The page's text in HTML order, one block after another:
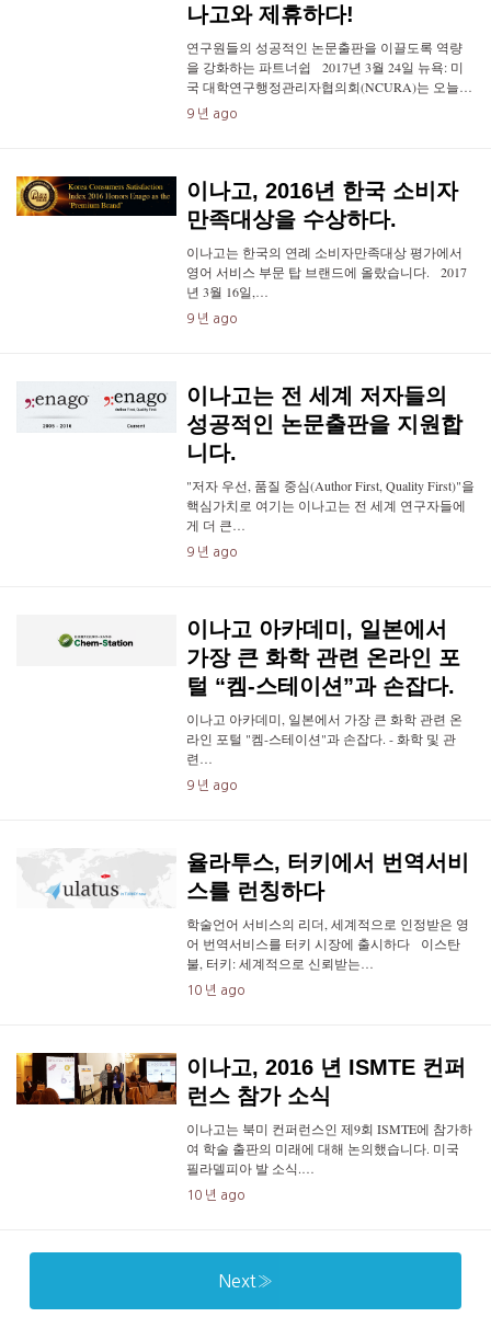
나고와 제휴하다!
연구원들의 성공적인 논문출판을 이끌도록 역량
을 강화하는 파트너쉽 2017년 3월 24일 뉴욕: 미
국 대학연구행정관리자협의회(NCURA)는 오늘…
9 년 ago
이나고, 2016년 한국 소비자
만족대상을 수상하다.
이나고는 한국의 연례 소비자만족대상 평가에서
영어 서비스 부문 탑 브랜드에 올랐습니다. 2017
년 3월 16일,…
9 년 ago
이나고는 전 세계 저자들의
성공적인 논문출판을 지원합
니다.
"저자 우선, 품질 중심(Author First, Quality First)"을
핵심가치로 여기는 이나고는 전 세계 연구자들에
게 더 큰…
9 년 ago
이나고 아카데미, 일본에서
가장 큰 화학 관련 온라인 포
털 “켐-스테이션”과 손잡다.
이나고 아카데미, 일본에서 가장 큰 화학 관련 온
라인 포털 "켐-스테이션"과 손잡다. - 화학 및 관
련…
9 년 ago
율라투스, 터키에서 번역서비
스를 런칭하다
학술언어 서비스의 리더, 세계적으로 인정받은 영
어 번역서비스를 터키 시장에 출시하다 이스탄
불, 터키: 세계적으로 신뢰받는…
10 년 ago
이나고, 2016 년 ISMTE 컨퍼
런스 참가 소식
이나고는 북미 컨퍼런스인 제9회 ISMTE에 참가하
여 학술 출판의 미래에 대해 논의했습니다. 미국
필라델피아 발 소식.…
10 년 ago
Next»